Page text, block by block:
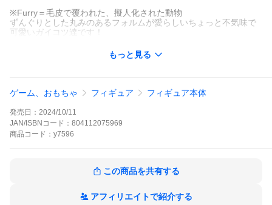
※Furry＝毛皮で覆われた、擬人化された動物
ずんぐりとした丸みのあるフォルムが愛らしいちょっと不気味で
可愛いガイコツ達です！
もっと見る
ゲーム、おもちゃ フィギュア フィギュア本体
発売日： 2024/10/11
JAN/ISBNコード： 804112075969
商品 コード： y7596
この商品を共有する
アフィリエイトで紹介する